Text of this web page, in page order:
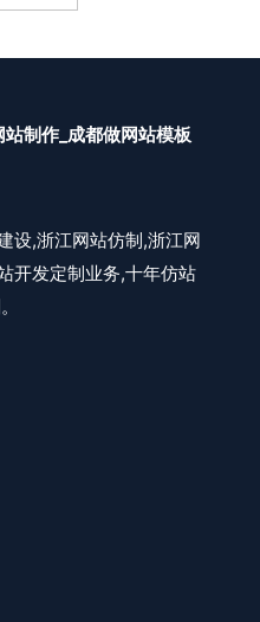
设,浙江网站仿制,浙江网
开发定制业务,十年仿站